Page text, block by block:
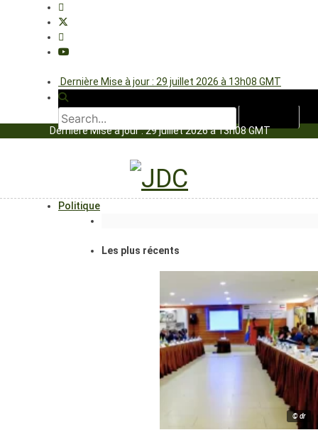
Dernière Mise à jour : 29 juillet 2026 à 13h08 GMT
Dernière Mise à jour : 29 juillet 2026 à 13h08 GMT
Politique
Les plus récents
© dr